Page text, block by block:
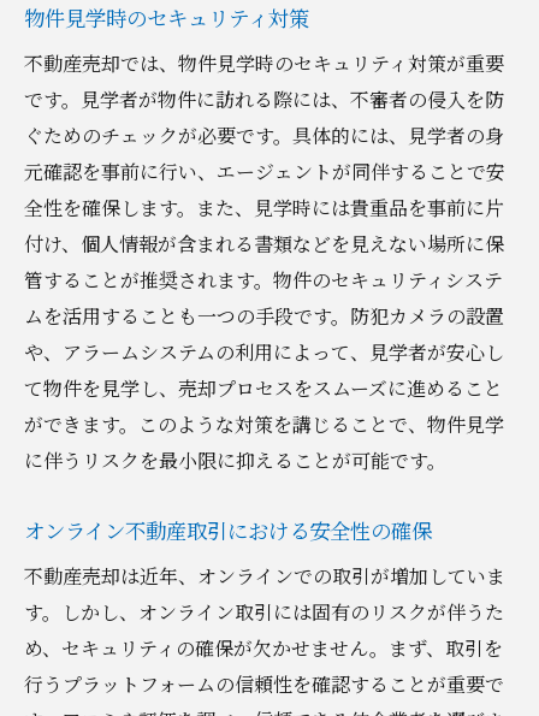
物件見学時のセキュリティ対策
不動産売却では、物件見学時のセキュリティ対策が重要
です。見学者が物件に訪れる際には、不審者の侵入を防
ぐためのチェックが必要です。具体的には、見学者の身
元確認を事前に行い、エージェントが同伴することで安
全性を確保します。また、見学時には貴重品を事前に片
付け、個人情報が含まれる書類などを見えない場所に保
管することが推奨されます。物件のセキュリティシステ
ムを活用することも一つの手段です。防犯カメラの設置
や、アラームシステムの利用によって、見学者が安心し
て物件を見学し、売却プロセスをスムーズに進めること
ができます。このような対策を講じることで、物件見学
に伴うリスクを最小限に抑えることが可能です。
オンライン不動産取引における安全性の確保
不動産売却は近年、オンラインでの取引が増加していま
す。しかし、オンライン取引には固有のリスクが伴うた
め、セキュリティの確保が欠かせません。まず、取引を
行うプラットフォームの信頼性を確認することが重要で